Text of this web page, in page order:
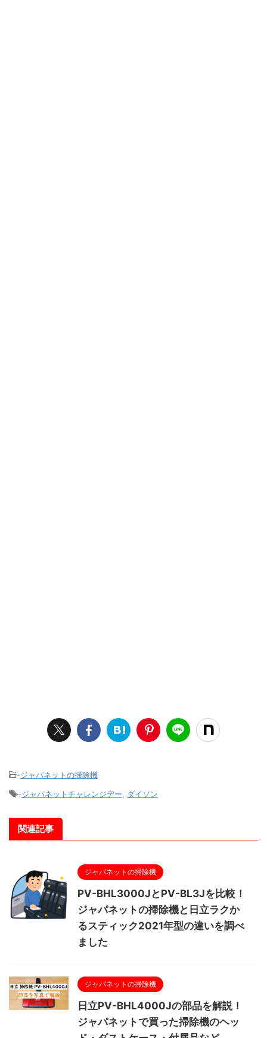
-ジャパネットの掃除機
-ジャパネットチャレンジデー ダイソン
関連記事
ジャパネットの掃除機
PV-BHL3000JとPV-BL3Jを比較！
ジャパネットの掃除機と日立ラクか
るスティック2021年型の違いを調べ
ました
ジャパネットの掃除機
日立PV-BHL4000Jの部品を解説！
ジャパネットで買った掃除機のヘッ